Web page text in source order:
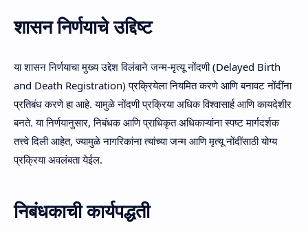
शासन निर्णयाचे उद्दिष्ट
या शासन निर्णयाचा मुख्य उद्देशविलंबाने जन्म-मृत्यू नोंदणी(Delayed Birth
and Death Registration) प्रक्रियेला नियमित करणे आणि बनावट नोंदींना
प्रतिबंध करणे हा आहे. यामुळे नोंदणी प्रक्रिया अधिक विश्वासार्ह आणि कायदेशीर
बनते. या निर्णयानुसार, निबंधक आणि प्राधिकृत अधिकाऱ्यांना स्पष्ट मार्गदर्शक
तत्त्वे दिली आहेत, ज्यामुळे नागरिकांना त्यांच्या जन्म आणि मृत्यू नोंदींसाठी योग्य
प्रक्रिया अवलंबता येईल.
निबंधकाची कार्यपद्धती